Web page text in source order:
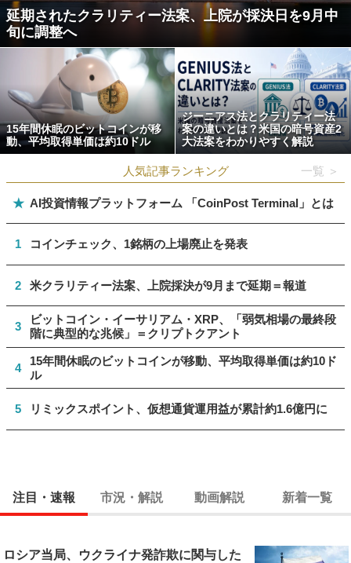
延期されたクラリティー法案、上院が採決日を9月中
旬に調整へ
15年間休眠のビットコインが移
動、平均取得単価は約10ドル
ジーニアス法とクラリティー法
案の違いとは？米国の暗号資産2
大法案をわかりやすく解説
人気記事ランキング 一覧 ＞
★ AI投資情報プラットフォーム 「CoinPost Terminal」とは
1 コインチェック、1銘柄の上場廃止を発表
2 米クラリティー法案、上院採決が9月まで延期＝報道
3
ビットコイン・イーサリアム・XRP、「弱気相場の最終段
階に典型的な兆候」＝クリプトクアント
4
15年間休眠のビットコインが移動、平均取得単価は約10ド
ル
5 リミックスポイント、仮想通貨運用益が累計約1.6億円に
注目・速報 市況・解説 動画解説 新着一覧
ロシア当局、ウクライナ発詐欺に関与した